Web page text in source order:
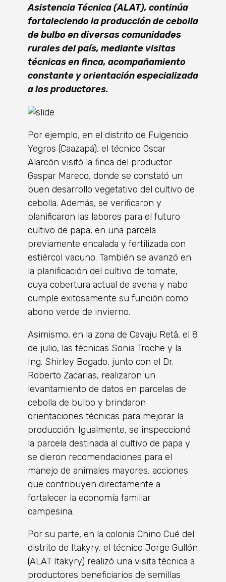
Asistencia Técnica (ALAT), continúa
fortaleciendo la producción de cebolla
de bulbo en diversas comunidades
rurales del país, mediante visitas
técnicas en finca, acompañamiento
constante y orientación especializada
a los productores.
Por ejemplo, en el distrito de Fulgencio
Yegros (Caazapá), el técnico Oscar
Alarcón visitó la finca del productor
Gaspar Mareco, donde se constató un
buen desarrollo vegetativo del cultivo de
cebolla. Además, se verificaron y
planificaron las labores para el futuro
cultivo de papa, en una parcela
previamente encalada y fertilizada con
estiércol vacuno. También se avanzó en
la planificación del cultivo de tomate,
cuya cobertura actual de avena y nabo
cumple exitosamente su función como
abono verde de invierno.
Asimismo, en la zona de Cavaju Retã, el 8
de julio, las técnicas Sonia Troche y la
Ing. Shirley Bogado, junto con el Dr.
Roberto Zacarias, realizaron un
levantamiento de datos en parcelas de
cebolla de bulbo y brindaron
orientaciones técnicas para mejorar la
producción. Igualmente, se inspeccionó
la parcela destinada al cultivo de papa y
se dieron recomendaciones para el
manejo de animales mayores, acciones
que contribuyen directamente a
fortalecer la economía familiar
campesina.
Por su parte, en la colonia Chino Cué del
distrito de Itakyry, el técnico Jorge Gullón
(ALAT Itakyry) realizó una visita técnica a
productores beneficiarios de semillas